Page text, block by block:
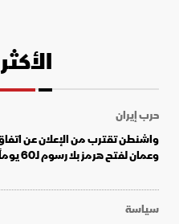
حرب إيران
واشنطن تقترب من الإعلان عن
وعمان لفتح هرمز بلا رسوم لـ60 يوماً
سياسة